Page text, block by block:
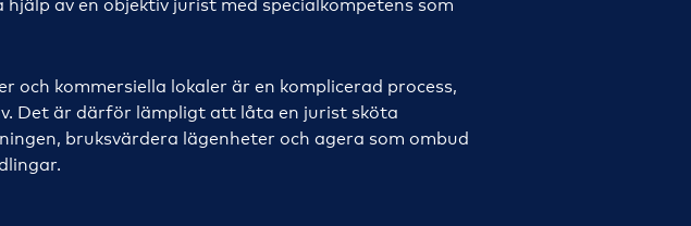
av en objektiv jurist med specialkompetens som
kommersiella lokaler är en komplicerad process,
Det är därför lämpligt att låta en jurist sköta
bruksvärdera lägenheter och agera som ombud